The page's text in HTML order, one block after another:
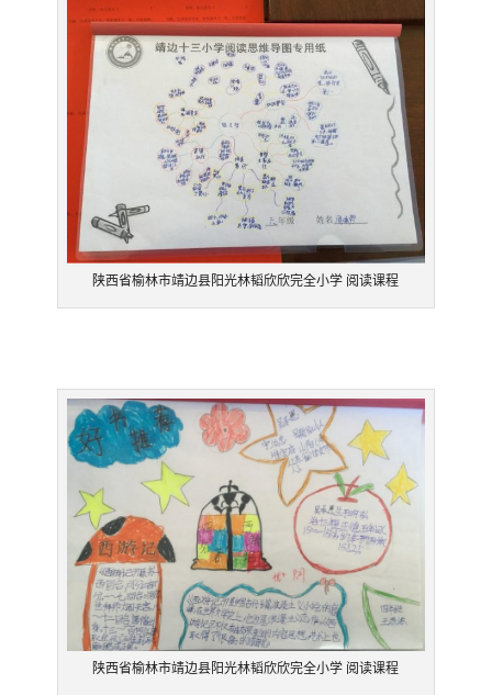
陕西省榆林市靖边县阳光林韬欣欣完全小学 阅读课程
陕西省榆林市靖边县阳光林韬欣欣完全小学 阅读课程